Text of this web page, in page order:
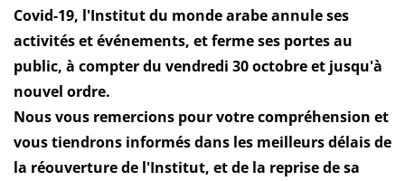
Covid-19, l'Institut du monde arabe annule ses
activités et événements, et ferme ses portes au
public, à compter du vendredi 30 octobre et jusqu'à
nouvel ordre.
Nous vous remercions pour votre compréhension et
vous tiendrons informés dans les meilleurs délais de
la réouverture de l'Institut, et de la reprise de sa